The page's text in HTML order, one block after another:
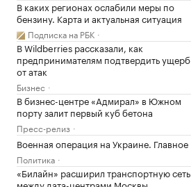
В каких регионах ослабили меры по
бензину. Карта и актуальная ситуация
Подписка на РБК
В Wildberries рассказали, как
предпринимателям подтвердить ущерб
от атак
Бизнес
В бизнес-центре «Адмирал» в Южном
порту залит первый куб бетона
Пресс-релиз
Военная операция на Украине. Главное
Политика
«Билайн» расширил транспортную сеть
между дата-центрами Москвы